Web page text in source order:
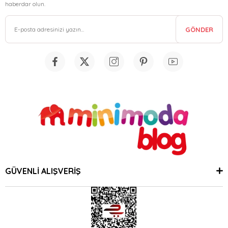
haberdar olun.
GÖNDER
GÜVENLİ ALIŞVERİŞ